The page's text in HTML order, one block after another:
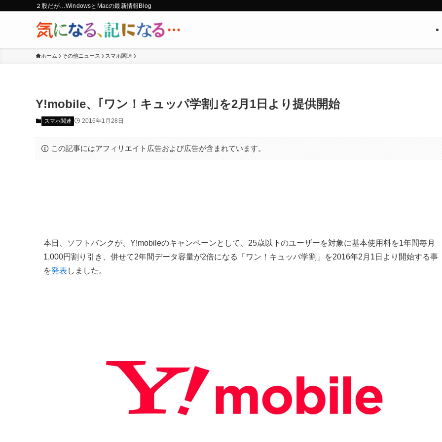
２股だが…WindowsとMacの最新情報Blog
ホーム その他ニュース スマホ関連
Y!mobile、｢ワン！キュッパ学割｣を2月1日より提供開始
スマホ関連 2016年1月28日
この記事にはアフィリエイト広告および広告が含まれています。
本日、ソフトバンクが、Y!mobileのキャンペーンとして、25歳以下のユーザーを対象に基本使用料を1年間毎月
1,000円割り引き、併せて2年間データ容量が2倍になる「ワン！キュッパ学割」を2016年2月1日より開始する事
を発表 しました。